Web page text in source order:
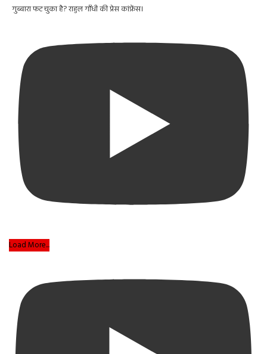
गुब्बारा फट चुका है? राहुल गाँधी की प्रेस कांफ्रेंस।
Load More...